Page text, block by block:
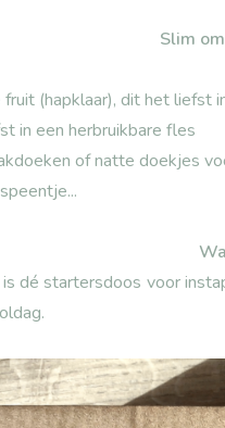
Slim
(hapklaar), dit het liefst
in een herbruikbare fles
of natte doekjes
dé startersdoos voor